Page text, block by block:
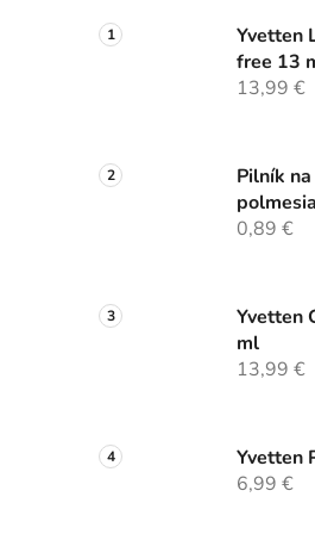
Yvetten
free 13
13,99 €
Pilník
0,89 €
Yvetten
ml
13,99 €
Yvetten
6,99 €